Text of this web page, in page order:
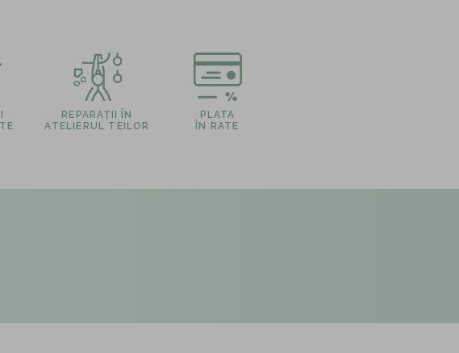
REPARAȚII ÎN
ATELIERUL TEILOR
PLATA
ÎN RATE